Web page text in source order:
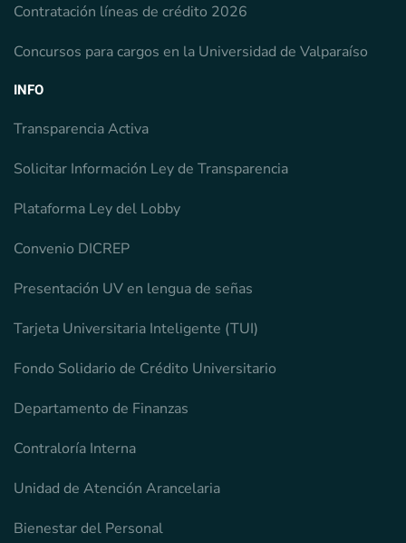
Contratación líneas de crédito 2026
Concursos para cargos en la Universidad de Valparaíso
INFO
Transparencia Activa
Solicitar Información Ley de Transparencia
Plataforma Ley del Lobby
Convenio DICREP
Presentación UV en lengua de señas
Tarjeta Universitaria Inteligente (TUI)
Fondo Solidario de Crédito Universitario
Departamento de Finanzas
Contraloría Interna
Unidad de Atención Arancelaria
Bienestar del Personal